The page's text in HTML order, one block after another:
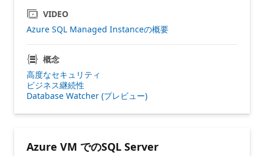
VIDEO
Azure SQL Managed Instanceの概要
概念
高度なセキュリティ
ビジネス継続性
Database Watcher (プレビュー)
Azure VM でのSQL Server